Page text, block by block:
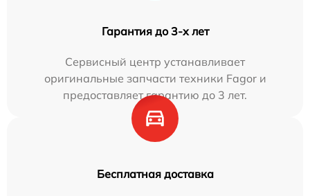
Гарантия до 3-х лет
Сервисный центр устанавливает
оригинальные запчасти техники Fagor и
предоставляет гарантию до 3 лет.
Бесплатная доставка